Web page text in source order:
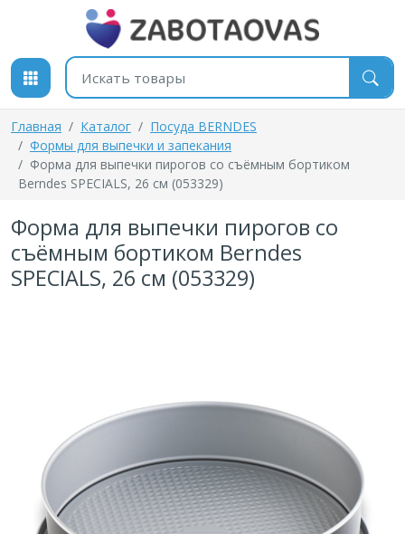
К содержимому
Поиск товаров
Главная Каталог
Посуда BERNDES
Формы для выпечки и запекания
Форма для выпечки пирогов со съёмным бортиком
Berndes SPECIALS, 26 см (053329)
Форма для выпечки пирогов со
съёмным бортиком Berndes
SPECIALS, 26 см (053329)